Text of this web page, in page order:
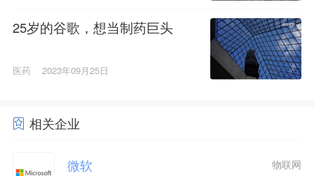
25岁的谷歌，想当制药巨头
医药 2023年09月25日
相关企业
微软 物联网